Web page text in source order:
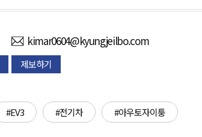
kimar0604@kyungjeilbo.com
제보하기
#EV3 #전기차 #아우토자이퉁